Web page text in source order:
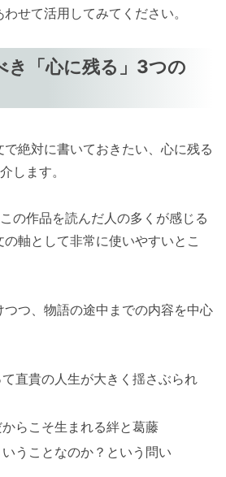
せて活用してみてください。
き「心に残る」3つの
で絶対に書いておきたい、心に残る
します。
の作品を読んだ人の多くが感じる
軸として非常に使いやすいとこ
つ、物語の途中までの内容を中心
直貴の人生が大きく揺さぶられ
らこそ生まれる絆と葛藤
うことなのか？という問い